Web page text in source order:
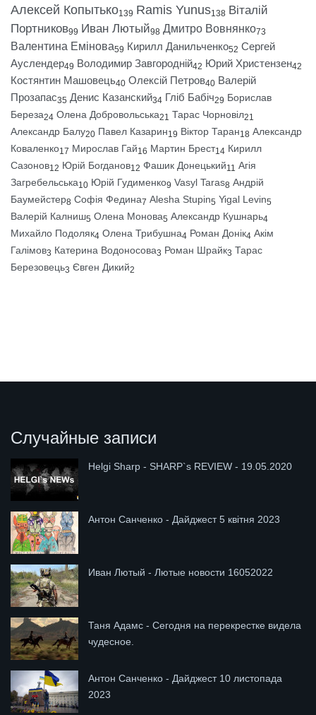
Алексей Копытько139 Ramis Yunus138 Віталій
Портников99 Иван Лютый98 Дмитро Вовнянко73
Валентина Емінова59 Кирилл Данильченко52 Сергей
Ауслендер49 Володимир Завгородній42 Юрий Христензен42
Костянтин Машовець40 Олексій Петров40 Валерій
Прозапас35 Денис Казанский34 Гліб Бабіч29 Борислав
Береза24 Олена Добровольська21 Тарас Чорновіл21
Александр Балу20 Павел Казарин19 Віктор Таран18 Александр
Коваленко17 Мирослав Гай16 Мартин Брест14 Кирилл
Сазонов12 Юрій Богданов12 Фашик Донецький11 Агія
Загребельська10 Юрій Гудименко9 Vasyl Taras8 Андрій
Баумейстер8 Софія Федина7 Alesha Stupin5 Yigal Levin5
Валерій Калниш5 Олена Монова5 Александр Кушнарь4
Михайло Подоляк4 Олена Трибушна4 Роман Донік4 Акім
Галімов3 Катерина Водоносова3 Роман Шрайк3 Тарас
Березовець3 Євген Дикий2
Случайные записи
Helgi Sharp - SHARP`s REVIEW - 19.05.2020
Антон Санченко - Дайджест 5 квітня 2023
Иван Лютый - Лютые новости 16052022
Таня Адамс - Сегодня на перекрестке видела
чудесное.
Антон Санченко - Дайджест 10 листопада
2023